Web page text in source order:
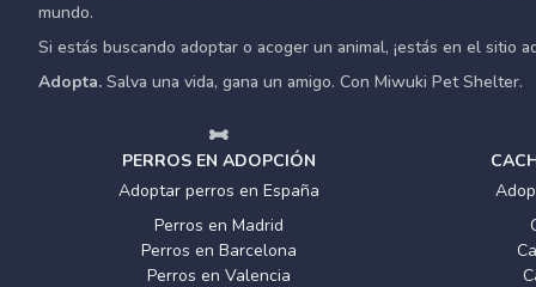
mundo.
Si estás buscando adoptar o acoger un animal, ¡estás en el sitio
Adopta. Salva una vida, gana un amigo. Con Miwuki Pet Shelter.
PERROS EN ADOPCIÓN
Adoptar perros en España
Perros en Madrid
Perros en Barcelona
Perros en Valencia